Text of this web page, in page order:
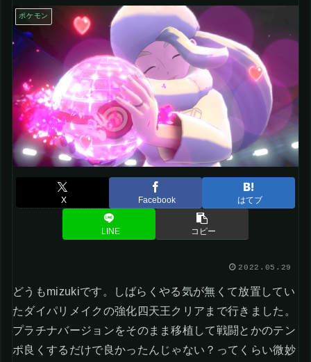
ポケモン
X Facebook はてブ
LINE コピー
2022.05.29
どうもmizukiです。しばらくやる気が無くて放置してい
たダイパリメイクの強化四天王クリアまで行きました。
プラチナバージョンをそのまま移植して戦闘とかのテン
ポ良くするだけで良かったんじゃない？ってくらい微妙